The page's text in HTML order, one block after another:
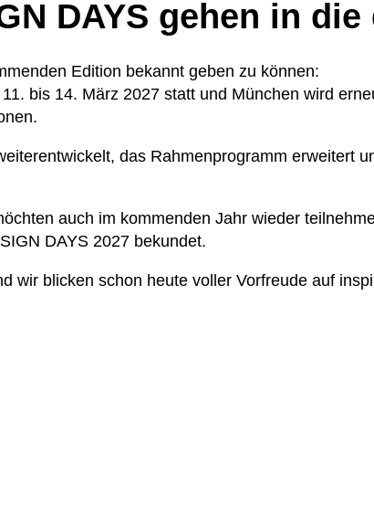
DAYS gehen in
Edition bekannt geben zu können:
bis 14. März 2027 statt und München wird
das Rahmenprogramm erweitert
auch im kommenden Jahr wieder
DAYS 2027 bekundet.
wir blicken schon heute voller Vorfreude auf